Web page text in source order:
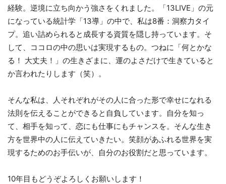
経験。逆境に立ち向かう強さをくれました。「13LIVE」の元
になっている統計学「13導」の中で、私は8番：洞察力タイ
プ。追い詰められると成長する資質を隠し持っています。そ
して、ココロの中の思いは実現するもの。つねに「何とかな
る！ 大丈夫！」の生きざまに、運のよさだけで生きていると
か言われたりします（笑）。
そんな私は、人それぞれがその人に合った形で幸せになれる
法則を伝えることができると自負しています。自分を知っ
て、相手を知って、恋にも仕事にもチャンスを。そんな生き
方を世界中の人に伝えていきたい。笑顔があふれる世界を実
現するためのお手伝いが、自分のお役割だと思っています。
10年目もどうぞよろしくお願いします！